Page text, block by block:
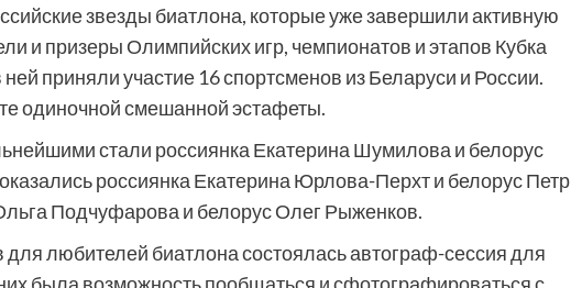
звезды биатлона, которые уже завершили активную
и призеры Олимпийских игр, чемпионатов и этапов Кубка
приняли участие 16 спортсменов из Беларуси и России.
одиночной смешанной эстафеты.
стали россиянка Екатерина Шумилова и белорус
россиянка Екатерина Юрлова-Перхт и белорус Петр
Подчуфарова и белорус Олег Рыженков.
любителей биатлона состоялась автограф-сессия для